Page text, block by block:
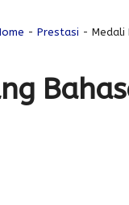
- Prestasi - Medali